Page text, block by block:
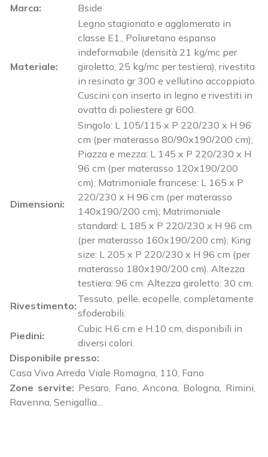
Marca: Bside
Materiale:
Legno stagionato e agglomerato in
classe E1., Poliuretano espanso
indeformabile (densità 21 kg/mc per
giroletto, 25 kg/mc per testiera), rivestita
in resinato gr 300 e vellutino accoppiato.
Cuscini con inserto in legno e rivestiti in
ovatta di poliestere gr 600.
Dimensioni:
Singolo: L 105/115 x P 220/230 x H 96
cm (per materasso 80/90x190/200 cm);
Piazza e mezza: L 145 x P 220/230 x H
96 cm (per materasso 120x190/200
cm); Matrimoniale francese: L 165 x P
220/230 x H 96 cm (per materasso
140x190/200 cm); Matrimoniale
standard: L 185 x P 220/230 x H 96 cm
(per materasso 160x190/200 cm); King
size: L 205 x P 220/230 x H 96 cm (per
materasso 180x190/200 cm). Altezza
testiera: 96 cm. Altezza giroletto: 30 cm.
Rivestimento:
Tessuto, pelle, ecopelle, completamente
sfoderabili.
Piedini:
Cubic H.6 cm e H.10 cm, disponibili in
diversi colori.
Disponibile presso:
Casa Viva Arreda Viale Romagna, 110 Fano
Zone servite: Pesaro, Fano, Ancona, Bologna, Rimini,
Ravenna, Senigallia...